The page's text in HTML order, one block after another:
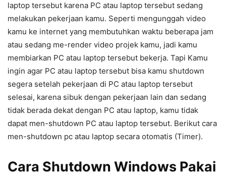
laptop tersebut karena PC atau laptop tersebut sedang
melakukan pekerjaan kamu. Seperti mengunggah video
kamu ke internet yang membutuhkan waktu beberapa jam
atau sedang me-render video projek kamu, jadi kamu
membiarkan PC atau laptop tersebut bekerja. Tapi Kamu
ingin agar PC atau laptop tersebut bisa kamu shutdown
segera setelah pekerjaan di PC atau laptop tersebut
selesai, karena sibuk dengan pekerjaan lain dan sedang
tidak berada dekat dengan PC atau laptop, kamu tidak
dapat men-shutdown PC atau laptop tersebut. Berikut cara
men-shutdown pc atau laptop secara otomatis (Timer).
Cara Shutdown Windows Pakai